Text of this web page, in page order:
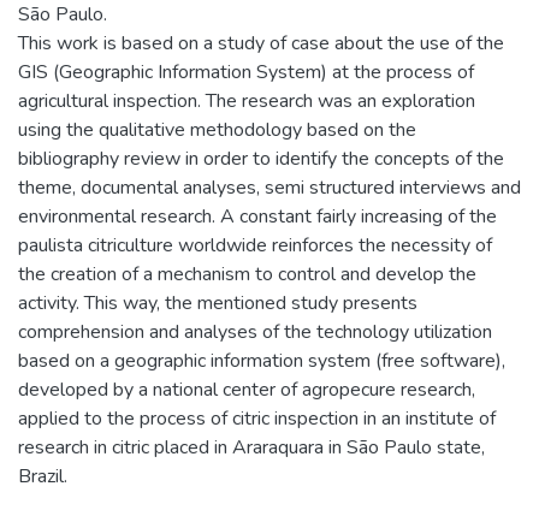
São Paulo.
This work is based on a study of case about the use of the
GIS (Geographic Information System) at the process of
agricultural inspection. The research was an exploration
using the qualitative methodology based on the
bibliography review in order to identify the concepts of the
theme, documental analyses, semi structured interviews and
environmental research. A constant fairly increasing of the
paulista citriculture worldwide reinforces the necessity of
the creation of a mechanism to control and develop the
activity. This way, the mentioned study presents
comprehension and analyses of the technology utilization
based on a geographic information system (free software),
developed by a national center of agropecure research,
applied to the process of citric inspection in an institute of
research in citric placed in Araraquara in São Paulo state,
Brazil.